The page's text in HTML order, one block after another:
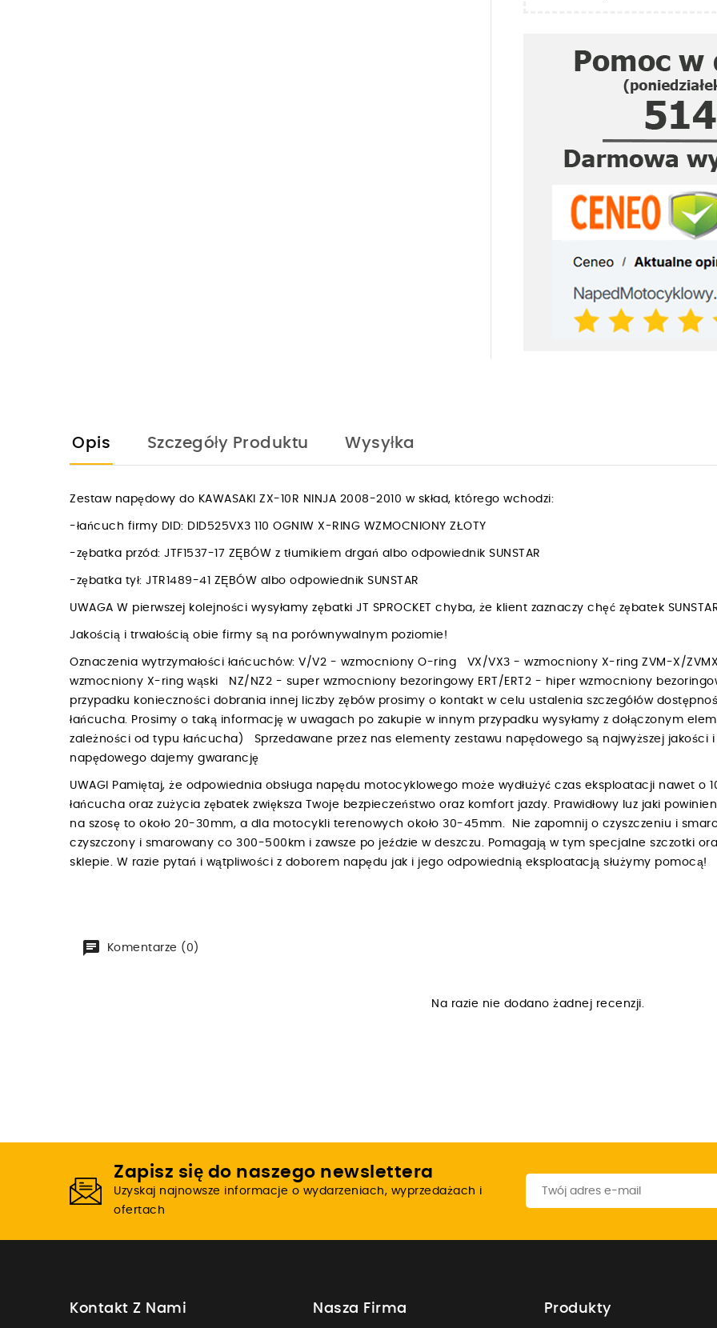
Opis Szczegóły Produktu Wysyłka
Zestaw napędowy do KAWASAKI ZX-10R NINJA 2008-2010 w skład, którego wchodzi:
-łańcuch firmy DID: DID525VX3 110 OGNIW X-RING WZMOCNIONY ZŁOTY
-zębatka przód: JTF1537-17 ZĘBÓW z tłumikiem drgań albo odpowiednik SUNSTAR
-zębatka tył: JTR1489-41 ZĘBÓW albo odpowiednik SUNSTAR
UWAGA W pierwszej kolejności wysyłamy zębatki JT SPROCKET chyba, że klient zaznaczy chęć zębatek
Jakością i trwałością obie firmy są na porównywalnym poziomie!
Oznaczenia wytrzymałości łańcuchów: V/V2 - wzmocniony O-ring VX/VX3 - wzmocniony X-ring ZVM-X/
wzmocniony X-ring wąski NZ/NZ2 - super wzmocniony bezoringowy ERT/ERT2 - hiper wzmocniony
przypadku konieczności dobrania innej liczby zębów prosimy o kontakt w celu ustalenia szczegółów
łańcucha. Prosimy o taką informację w uwagach po zakupie w innym przypadku wysyłamy z dołączonym
zależności od typu łańcucha) Sprzedawane przez nas elementy zestawu napędowego są najwyższej jakości i
napędowego dajemy gwarancję
UWAGI Pamiętaj, że odpowiednia obsługa napędu motocyklowego może wydłużyć czas eksploatacji nawet o
łańcucha oraz zużycia zębatek zwiększa Twoje bezpieczeństwo oraz komfort jazdy. Prawidłowy luz jaki
na szosę to około 20-30mm, a dla motocykli terenowych około 30-45mm. Nie zapomnij o czyszczeniu i
czyszczony i smarowany co 300-500km i zawsze po jeździe w deszczu. Pomagają w tym specjalne szczotki
sklepie. W razie pytań i wątpliwości z doborem napędu jak i jego odpowiednią eksploatacją służymy pomocą!
Komentarze (0)
Na razie nie dodano żadnej recenzji.
Zapisz się do naszego newslettera
Uzyskaj najnowsze informacje o wydarzeniach, wyprzedażach i
ofertach
Kontakt Z Nami Nasza Firma Produkty